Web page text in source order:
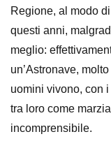
Regione, al modo
questi anni,
meglio:
un’Astronave,
uomini vivono, con
tra loro come
incomprensibile.